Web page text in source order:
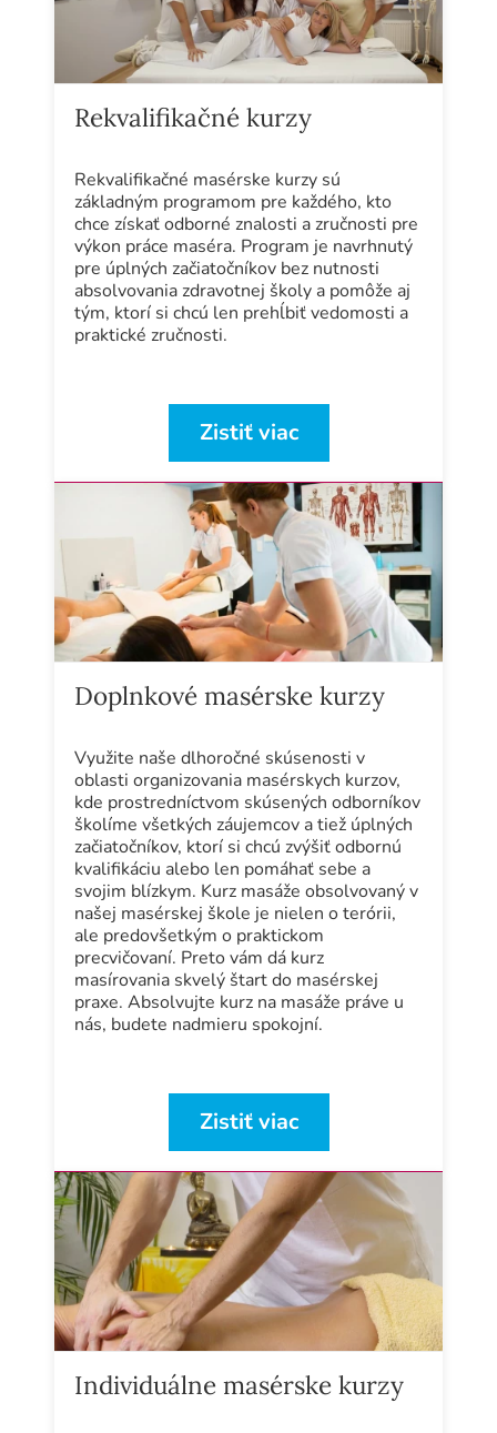
Rekvalifikačné kurzy
Rekvalifikačné masérske kurzy sú
základným programom pre každého, kto
chce získať odborné znalosti a zručnosti pre
výkon práce maséra. Program je navrhnutý
pre úplných začiatočníkov bez nutnosti
absolvovania zdravotnej školy a pomôže aj
tým, ktorí si chcú len prehĺbiť vedomosti a
praktické zručnosti.
Zistiť viac
Doplnkové masérske kurzy
Využite naše dlhoročné skúsenosti v
oblasti organizovania masérskych kurzov,
kde prostredníctvom skúsených odborníkov
školíme všetkých záujemcov a tiež úplných
začiatočníkov, ktorí si chcú zvýšiť odbornú
kvalifikáciu alebo len pomáhať sebe a
svojim blízkym. Kurz masáže obsolvovaný v
našej masérskej škole je nielen o terórii,
ale predovšetkým o praktickom
precvičovaní. Preto vám dá kurz
masírovania skvelý štart do masérskej
praxe. Absolvujte kurz na masáže práve u
nás, budete nadmieru spokojní.
Zistiť viac
Individuálne masérske kurzy